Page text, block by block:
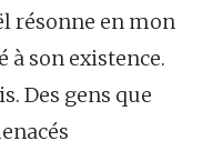
résonne en mon
à son existence.
Des gens que